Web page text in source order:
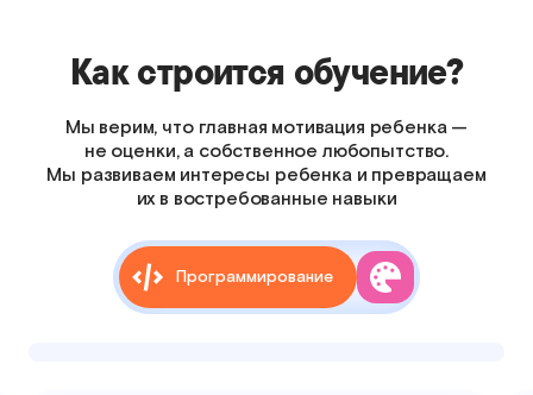
Как строится обучение?
Мы верим, что главная мотивация ребенка —
не оценки, а собственное любопытство.
Мы развиваем интересы ребенка и превращаем
их в востребованные навыки
Программирование